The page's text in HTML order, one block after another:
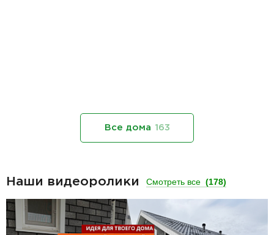
Все дома 163
Наши видеоролики Смотреть все (178)